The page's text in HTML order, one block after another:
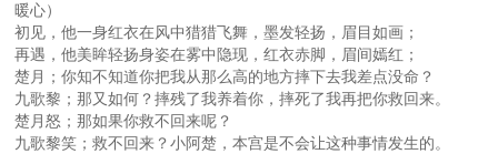
暖心）
初见，他一身红衣在风中猎猎飞舞，墨发轻扬，眉目如画；
再遇，他美眸轻扬身姿在雾中隐现，红衣赤脚，眉间嫣红；
楚月；你知不知道你把我从那么高的地方摔下去我差点没命？
九歌黎；那又如何？摔残了我养着你，摔死了我再把你救回来。
楚月怒；那如果你救不回来呢？
九歌黎笑；救不回来？小阿楚，本宫是不会让这种事情发生的。